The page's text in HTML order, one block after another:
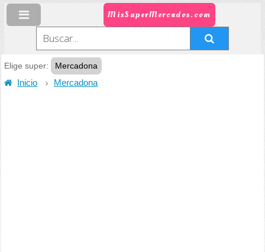
MisSuperMercados.com
Elige super:
Mercadona
Inicio
Mercadona